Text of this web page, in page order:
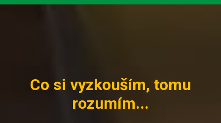
Co si vyzkouším, tomu
rozumím...